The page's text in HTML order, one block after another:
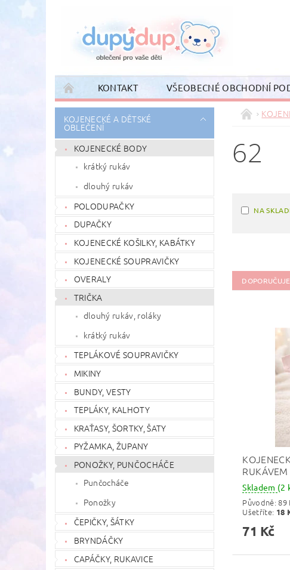
KONTAKT VŠEOBECNÉ OBCHODNÍ
KOJENECKÉ A DĚTSKÉ
OBLEČENÍ
KOJENECKÉ BODY
krátký rukáv
dlouhý rukáv
POLODUPAČKY
DUPAČKY
KOJENECKÉ KOŠILKY, KABÁTKY
KOJENECKÉ SOUPRAVIČKY
OVERALY
TRIČKA
dlouhý rukáv, roláky
krátký rukáv
TEPLÁKOVÉ SOUPRAVIČKY
MIKINY
BUNDY, VESTY
TEPLÁKY, KALHOTY
KRAŤASY, ŠORTKY, ŠATY
PYŽAMKA, ŽUPANY
PONOŽKY, PUNČOCHÁČE
Punčocháče
Ponožky
ČEPIČKY, ŠÁTKY
BRYNDÁČKY
CAPÁČKY, RUKAVICE
62
NA
Skladem (2
Původně: 89
Ušetříte: 18
71 Kč